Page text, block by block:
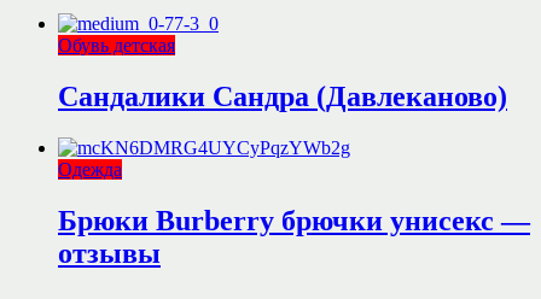
Обувь детская
Сандалики Сандра (Давлеканово)
Одежда
Брюки Burberry брючки унисекс —
отзывы